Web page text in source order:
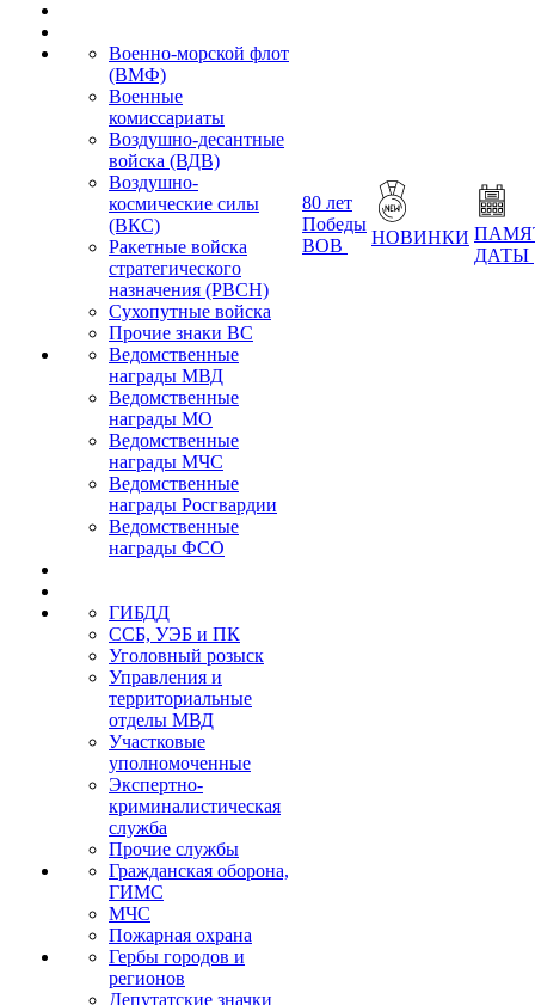
Военно-морской флот
(ВМФ)
Военные
комиссариаты
Воздушно-десантные
войска (ВДВ)
Воздушно-
космические силы
(ВКС)
Ракетные войска
стратегического
назначения (РВСН)
Сухопутные войска
Прочие знаки ВС
Ведомственные
награды МВД
Ведомственные
награды МО
Ведомственные
награды МЧС
Ведомственные
награды Росгвардии
Ведомственные
награды ФСО
ГИБДД
ССБ, УЭБ и ПК
Уголовный розыск
Управления и
территориальные
отделы МВД
Участковые
уполномоченные
Экспертно-
криминалистическая
служба
Прочие службы
Гражданская оборона,
ГИМС
МЧС
Пожарная охрана
Гербы городов и
регионов
Депутатские значки
80 лет
Победы
ВОВ
НОВИНКИ
ДАТЫ